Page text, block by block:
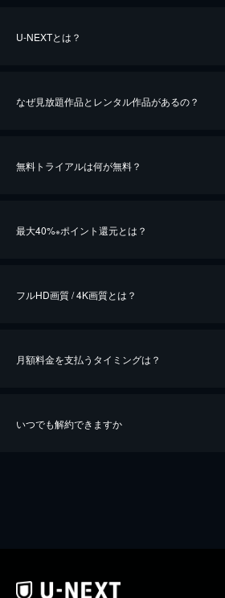
U-NEXTとは？
なぜ見放題作品とレンタル作品があるの？
無料トライアルは何が無料？
最大40%※ポイント還元とは？
※40％ポイント還元の対象は、クレジットカード決済に
フルHD画質 / 4K画質とは？
月額料金を支払うタイミングは？
いつでも解約できますか